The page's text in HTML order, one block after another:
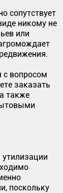
сопутствует
никому не
или
вопросом
заказать
также
поскольку